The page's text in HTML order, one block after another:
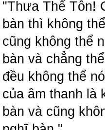
"Thưa Thế Tôn!
bàn thì không
cũng không thể
bàn và chẳng
đều không thể
của âm thanh là
bàn và cũng